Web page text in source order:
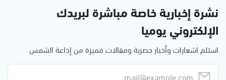
نشرة إخبارية خاصة مباشرة لبريدك
الإلكتروني يوميا
استلم اشعارات وأخبار حصرية ومقالات مميزة من إذاعة الشمس